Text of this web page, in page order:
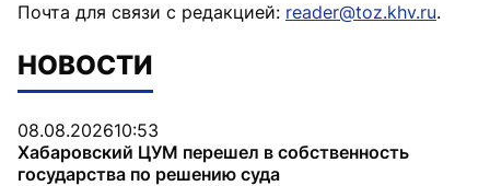
Почта для связи с редакцией: reader@toz.khv.ru.
НОВОСТИ
08.08.202610:53
Хабаровский ЦУМ перешел в собственность
государства по решению суда